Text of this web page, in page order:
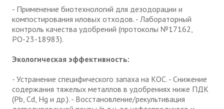
- Применение биотехнологий для дезодорации и
компостирования иловых отходов. - Лабораторный
контроль качества удобрений (протоколы №17162,
РО-23-18983).
Экологическая эффективность:
- Устранение специфического запаха на КОС. - Снижение
содержания тяжелых металлов в удобрениях ниже ПДК
(Pb, Cd, Hg и др.). - Восстановление/рекультивация